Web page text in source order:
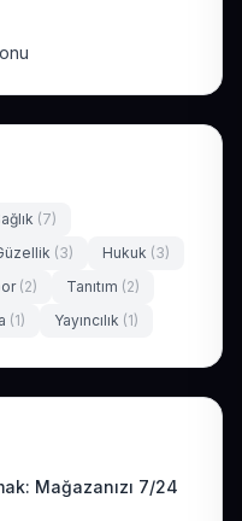
(7)
(3) Hukuk (3)
(2) Tanıtım (2)
(1) Yayıncılık (1)
Mağazanızı 7/24